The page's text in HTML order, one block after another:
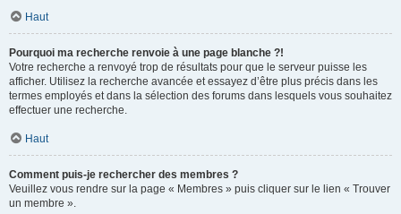
Haut
Pourquoi ma recherche renvoie à une page blanche ?!
Votre recherche a renvoyé trop de résultats pour que le serveur puisse les
afficher. Utilisez la recherche avancée et essayez d’être plus précis dans les
termes employés et dans la sélection des forums dans lesquels vous souhaitez
effectuer une recherche.
Haut
Comment puis-je rechercher des membres ?
Veuillez vous rendre sur la page « Membres » puis cliquer sur le lien « Trouver
un membre ».